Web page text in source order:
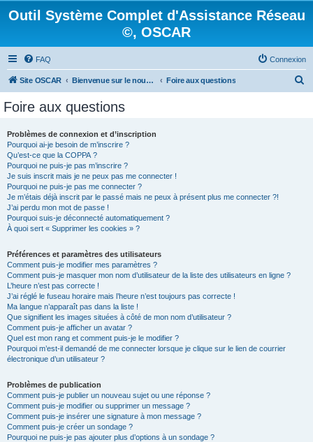
Outil Système Complet d'Assistance Réseau
©, OSCAR
FAQ Connexion
Site OSCAR Bienvenue sur le nouveau forum OSCAR Foire aux questions
Foire aux questions
Problèmes de connexion et d’inscription
Pourquoi ai-je besoin de m’inscrire ?
Qu’est-ce que la COPPA ?
Pourquoi ne puis-je pas m’inscrire ?
Je suis inscrit mais je ne peux pas me connecter !
Pourquoi ne puis-je pas me connecter ?
Je m’étais déjà inscrit par le passé mais ne peux à présent plus me connecter ?!
J’ai perdu mon mot de passe !
Pourquoi suis-je déconnecté automatiquement ?
À quoi sert « Supprimer les cookies » ?
Préférences et paramètres des utilisateurs
Comment puis-je modifier mes paramètres ?
Comment puis-je masquer mon nom d’utilisateur de la liste des utilisateurs en ligne ?
L’heure n’est pas correcte !
J’ai réglé le fuseau horaire mais l’heure n’est toujours pas correcte !
Ma langue n’apparaît pas dans la liste !
Que signifient les images situées à côté de mon nom d’utilisateur ?
Comment puis-je afficher un avatar ?
Quel est mon rang et comment puis-je le modifier ?
Pourquoi m’est-il demandé de me connecter lorsque je clique sur le lien de courrier
électronique d’un utilisateur ?
Problèmes de publication
Comment puis-je publier un nouveau sujet ou une réponse ?
Comment puis-je modifier ou supprimer un message ?
Comment puis-je insérer une signature à mon message ?
Comment puis-je créer un sondage ?
Pourquoi ne puis-je pas ajouter plus d’options à un sondage ?